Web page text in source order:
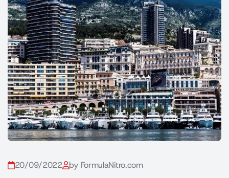
20/09/2022 by FormulaNitro.com